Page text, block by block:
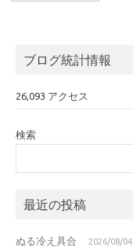
ブログ統計情報
26,093 アクセス
検索
最近の投稿
ぬる冷え具合 2026/08/04